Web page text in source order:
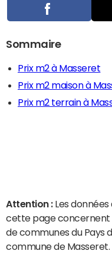
Sommaire
Prix m2 à Masseret
Prix m2 maison à
Prix m2 terrain à
Attention : Les
cette page concernent
de communes du Pays
commune de